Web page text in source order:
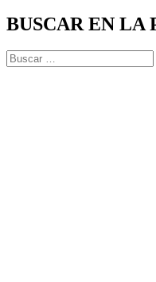
BUSCAR EN LA
Buscar: